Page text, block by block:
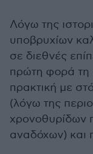
Λόγω της
υποβρυχίων
σε διεθνές
πρώτη φορά τη
πρακτική με
(λόγω της
χρονοθυρίδων
αναδόχων) και